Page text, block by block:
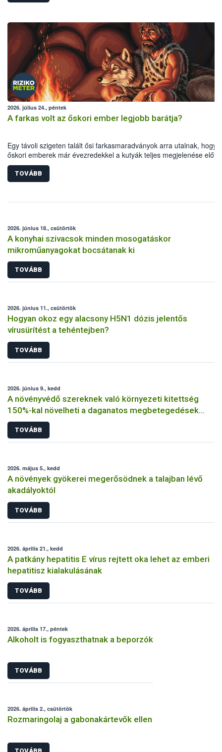
2026. július 24., péntek
A farkas volt az őskori ember legjobb barátja?
Egy távoli szigeten talált ősi farkasmaradványok arra utalnak, hogy
őskori emberek már évezredekkel a kutyák teljes megjelenése előtt
tartották és gondozták a farkasokat.
TOVÁBB
2026. június 18., csütörtök
A konyhai szivacsok minden mosogatáskor
mikroműanyagokat bocsátanak ki
TOVÁBB
2026. június 11., csütörtök
Hogyan okoz egy alacsony H5N1 dózis jelentős
vírusürítést a tehéntejben?
TOVÁBB
2026. június 9., kedd
A növényvédő szereknek való környezeti kitettség
150%-kal növelheti a daganatos megbetegedések
kockázatát
TOVÁBB
2026. május 5., kedd
A növények gyökerei megerősödnek a talajban lévő
akadályoktól
TOVÁBB
2026. április 21., kedd
A patkány hepatitis E vírus rejtett oka lehet az emberi
hepatitisz kialakulásának
TOVÁBB
2026. április 17., péntek
Alkoholt is fogyaszthatnak a beporzók
TOVÁBB
2026. április 2., csütörtök
Rozmaringolaj a gabonakártevők ellen